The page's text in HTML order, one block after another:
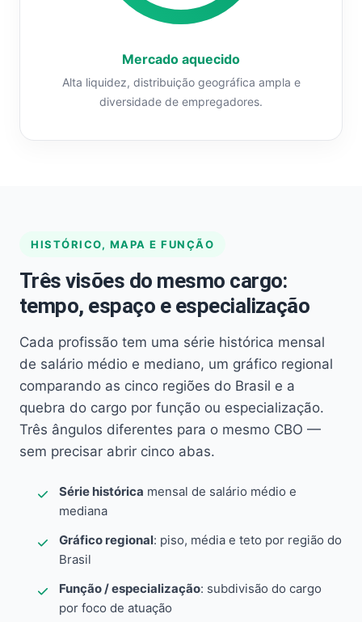
Mercado aquecido
Alta liquidez, distribuição geográfica ampla e
diversidade de empregadores.
HISTÓRICO, MAPA E FUNÇÃO
Três visões do mesmo cargo:
tempo, espaço e especialização
Cada profissão tem uma série histórica mensal
de salário médio e mediano, um gráfico regional
comparando as cinco regiões do Brasil e a
quebra do cargo por função ou especialização.
Três ângulos diferentes para o mesmo CBO —
sem precisar abrir cinco abas.
Série histórica mensal de salário médio e
mediana
Gráfico regional: piso, média e teto por região do
Brasil
Função / especialização: subdivisão do cargo
por foco de atuação